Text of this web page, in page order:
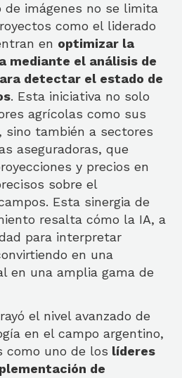
de imágenes no se limita
como el liderado
en optimizar la
mediante el análisis de
detectar el estado de
. Esta iniciativa no solo
agrícolas como sus
sino también a sectores
aseguradoras, que
y precios en
sobre el
Esta sinergia de
resalta cómo la IA, a
para interpretar
en una
en una amplia gama de
el nivel avanzado de
en el campo argentino,
como uno de los líderes
de